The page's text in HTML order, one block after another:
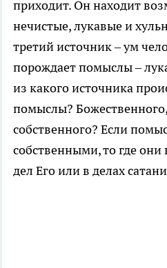
приходит. Он находит
нечистые, лукавые и
третий источник – ум
порождает помыслы –
из какого источника
помыслы?
собственного? Если
собственными, то где
дел Его или в делах